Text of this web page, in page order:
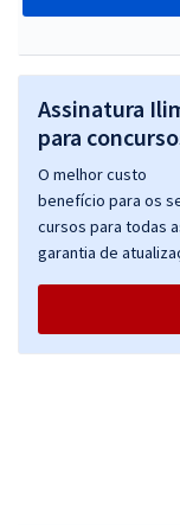
Assinatura
para
O melhor custo
benefício para os
cursos para todas
garantia de